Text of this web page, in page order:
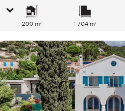
200 m² 1 704 m²